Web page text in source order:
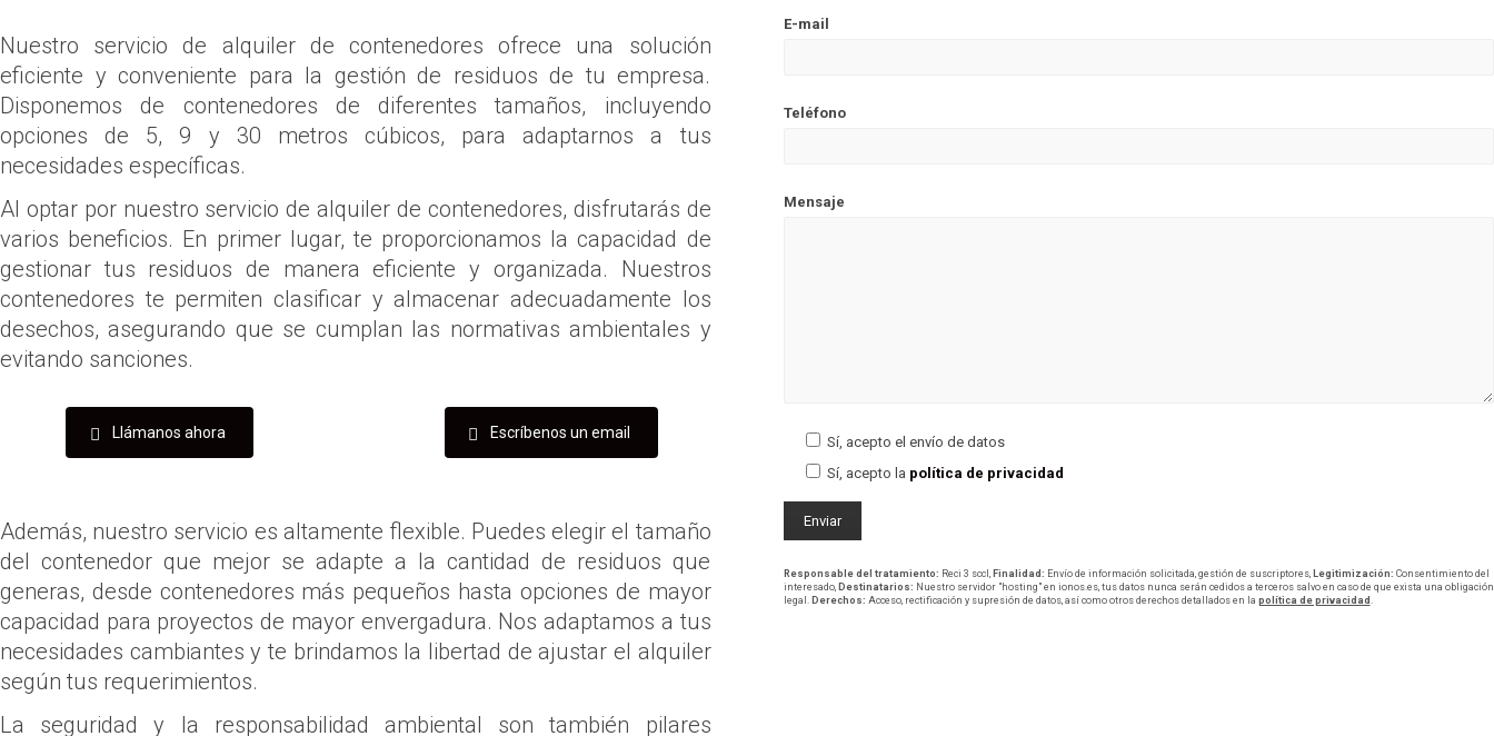
Nuestro servicio de alquiler de contenedores ofrece una solución
eficiente y conveniente para la gestión de residuos de tu empresa.
Disponemos de contenedores de diferentes tamaños, incluyendo
opciones de 5, 9 y 30 metros cúbicos, para adaptarnos a tus
necesidades específicas.
Al optar por nuestro servicio de alquiler de contenedores, disfrutarás de
varios beneficios. En primer lugar, te proporcionamos la capacidad de
gestionar tus residuos de manera eficiente y organizada. Nuestros
contenedores te permiten clasificar y almacenar adecuadamente los
desechos, asegurando que se cumplan las normativas ambientales y
evitando sanciones.
Llámanos ahora Escríbenos un email
Además, nuestro servicio es altamente flexible. Puedes elegir el tamaño
del contenedor que mejor se adapte a la cantidad de residuos que
generas, desde contenedores más pequeños hasta opciones de mayor
capacidad para proyectos de mayor envergadura. Nos adaptamos a tus
necesidades cambiantes y te brindamos la libertad de ajustar el alquiler
según tus requerimientos.
La seguridad y la responsabilidad ambiental son también pilares
E-mail
Teléfono
Mensaje
Sí, acepto el envío de datos
Sí, acepto la política de privacidad
Responsable del tratamiento: Reci 3 sccl, Finalidad: Envío de información solicitada, gestión de suscriptores, Legitimización: Consentimiento del
interesado, Destinatarios: Nuestro servidor "hosting" en ionos.es, tus datos nunca serán cedidos a terceros salvo en caso de que exista una obligación
legal.
Derechos: Acceso, rectificación y supresión de datos, así como otros derechos detallados en la política de privacidad